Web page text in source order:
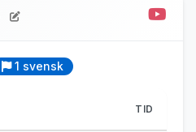
1 svensk
TID